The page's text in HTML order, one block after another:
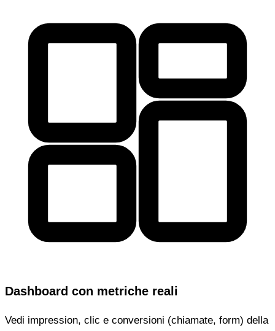
Dashboard con metriche reali
Vedi impression, clic e conversioni (chiamate, form) della